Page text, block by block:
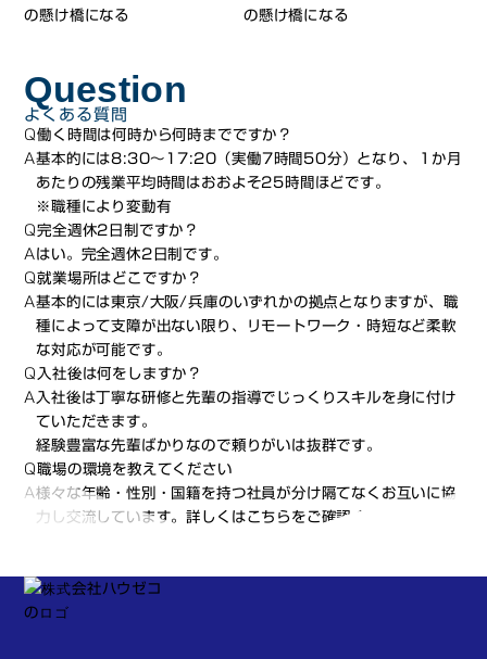
の懸け橋になる
の懸け橋になる
Question
よくある質問
Q働く時間は何時から何時までですか？
A基本的には8:30～17:20（実働7時間50分）となり、１か月
あたりの残業平均時間はおおよそ25時間ほどです。
※職種により変動有
Q完全週休2日制ですか？
Aはい。完全週休2日制です。
Q就業場所はどこですか？
A基本的には東京/大阪/兵庫のいずれかの拠点となりますが、職
種によって支障が出ない限り、
リモートワーク・時短など柔軟
な対応が可能です。
Q 入社後は何をしますか？
A 入社後は丁寧な研修と先輩の指導でじっくりスキルを身に付け
ていただきます。
経験豊富な先輩ばかりなので頼りがいは抜群です。
Q職場の環境を教えてください
A様々な年齢・性別・国籍を持つ社員が分け隔てなくお互いに協
力し交流しています。詳しくはこちら をご確認ください。